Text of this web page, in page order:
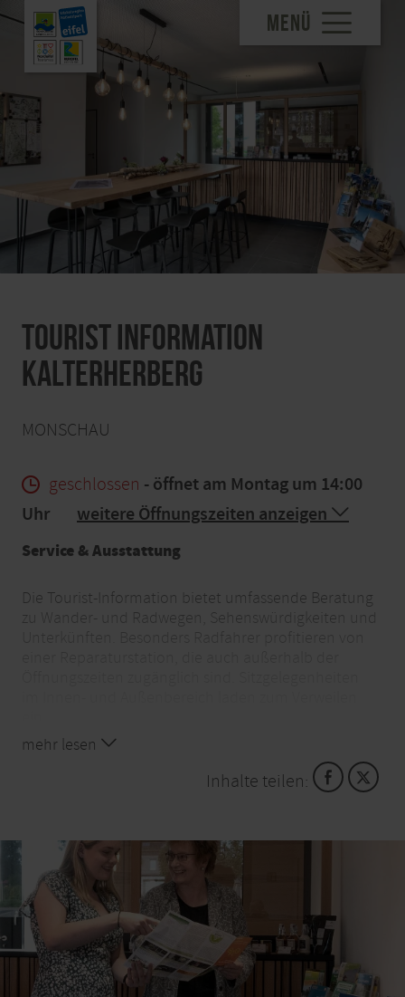
MENÜ
Tourist Information
Kalterherberg
MONSCHAU
geschlossen - öffnet am Montag um 14:00
Uhr
weitere Öffnungszeiten anzeigen
Service & Ausstattung
Die Tourist-Information bietet umfassende Beratung
zu Wander- und Radwegen, Sehenswürdigkeiten und
: kalterherberg@rureifel-tourismus.de
mehr lesen
Inhalte teilen: